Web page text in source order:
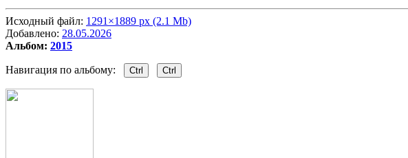
Исходный файл: 1291×1889 px (2.1 Mb)
Добавлено: 28.05.2026
Альбом: 2015
Навигация по альбому: Ctrl Ctrl